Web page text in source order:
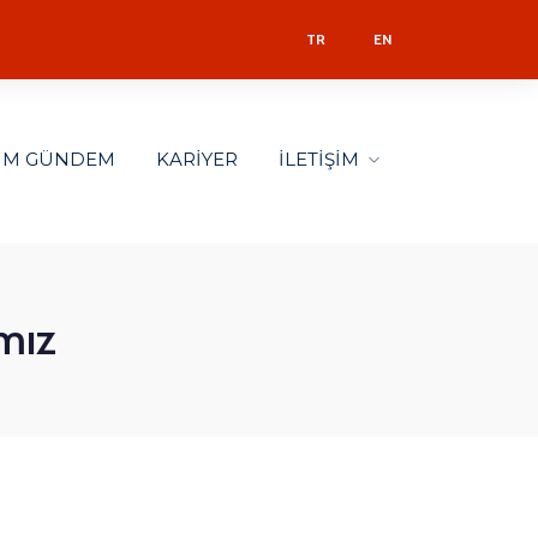
TR EN
GÜNDEM KARİYER İLETİŞİM